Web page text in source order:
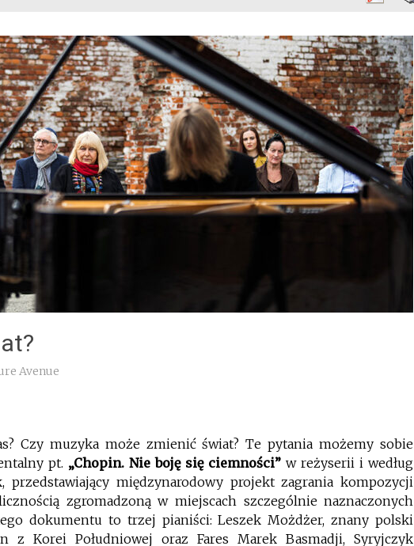
Avenue
Czy muzyka może zmienić świat? Te pytania możemy sobie
pt. „Chopin. Nie boję się ciemności” w reżyserii i według
przedstawiający międzynarodowy projekt zagrania kompozycji
zgromadzoną w miejscach szczególnie naznaczonych
dokumentu to trzej pianiści: Leszek Możdżer, znany polski
z Korei Południowej oraz Fares Marek Basmadji, Syryjczyk